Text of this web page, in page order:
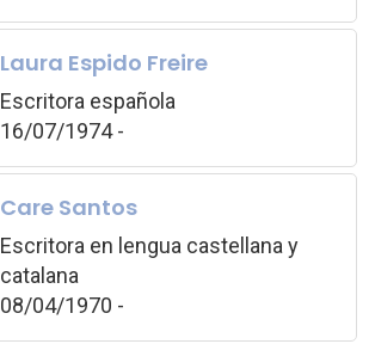
Laura Espido Freire
Escritora española
16/07/1974 -
Care Santos
Escritora en lengua castellana y
catalana
08/04/1970 -